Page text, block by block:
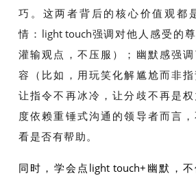
巧。这两者背后的核心价值观都
情： light touch强调对他人感受的
灌输观点，不压服）；幽默感强
容（比如，用玩笑化解尴尬而非
让指令不再冰冷，让分歧不再是
度依赖重锤式沟通的领导者而言
看是否有帮助。
同时，学会点 light touch+幽默，